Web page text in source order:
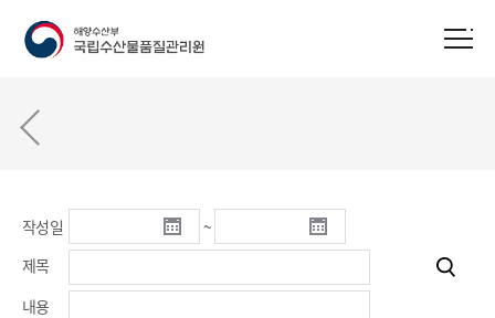
작성일
~
제목
내용